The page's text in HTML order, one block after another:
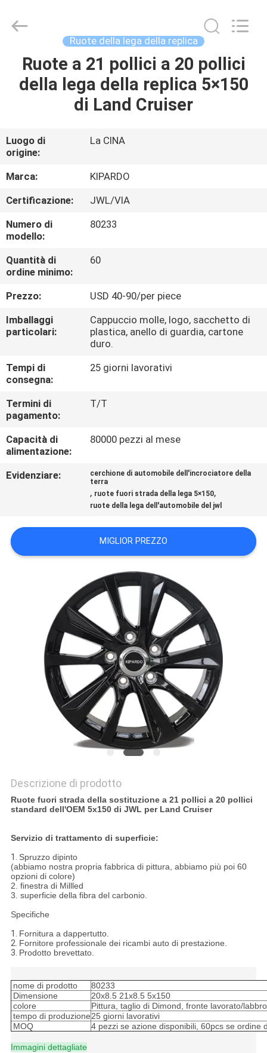
CASA
PRODOTTI
CIRCA
NOI
GIRO
DELLA
FABBRICA
CONTROLLO
DI
QUALITÀ
UNA
CITAZIONE
MAPPA
PRIVACY
Rimax
Industry
Reserved.
Ruote della lega della replica
Ruote a 21 pollici a 20 pollici
della lega della replica 5×150
di Land Cruiser
Luogo di
origine:
La CINA
Marca:
KIPARDO
Certificazione:
JWL/VIA
Numero di
modello:
80233
Quantità di
ordine minimo:
60
Prezzo:
USD 40-90/per piece
Imballaggi
particolari:
Cappuccio molle, logo, sacchetto di
plastica, anello di guardia, cartone
duro.
Tempi di
consegna:
25 giorni lavorativi
Termini di
pagamento:
T/T
Capacità di
alimentazione:
80000 pezzi al mese
Evidenziare:
cerchione di automobile dell'incrociatore della
terra
, ruote fuori strada della lega 5×150,
ruote della lega dell'automobile del jwl
MIGLIOR PREZZO
Descrizione di prodotto
Ruote fuori strada della sostituzione a 21 pollici a 20 pollici
standard dell'OEM 5x150 di JWL per Land Cruiser
Servizio di trattamento di superficie:
1. Spruzzo dipinto
(abbiamo nostra propria fabbrica di pittura, abbiamo più poi 60
opzioni di colore)
2. finestra di Millled
3. superficie della fibra del carbonio.
Specifiche
1. Fornitura a dappertutto.
2. Fornitore professionale dei ricambi auto di prestazione.
3. Prodotto brevettato.
nome di prodotto
80233
Dimensione
20x8.5 21x8.5 5x150
colore
Pittura, taglio di Dimond, fronte lavorato/
tempo di produzione25 giorni lavorativi
MOQ
4 pezzi se azione disponibili, 60pcs se ordine
Immagini dettagliate